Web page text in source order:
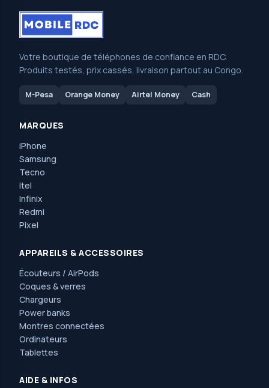
Votre boutique de téléphones de confiance en RDC.
Produits testés, prix cassés, livraison partout au Congo.
M-Pesa Orange Money Airtel Money Cash
MARQUES
iPhone
Samsung
Tecno
Itel
Infinix
Redmi
Pixel
APPAREILS & ACCESSOIRES
Écouteurs / AirPods
Coques & verres
Chargeurs
Power banks
Montres connectées
Ordinateurs
Tablettes
AIDE & INFOS